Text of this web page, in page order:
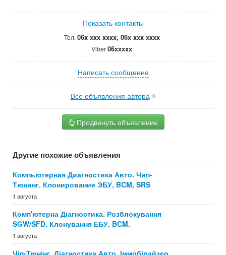
Показать контакты
Тел. 06x xxx xxxx, 06x xxx xxxx
Viber06xxxxx
Написать сообщение
Все объявления автора
Продвинуть объявление
Другие похожие объявления
Компьютерная Диагностика Авто. Чип-
Тюнинг. Клонирование ЭБУ, BCM, SRS
1 августа
Комп'ютерна Діагностика. Розблокування
SGW/SFD. Клонування ЕБУ, BCM.
1 августа
Чіп-Тюнінг. Діагностика Авто. Іммобілайзер.